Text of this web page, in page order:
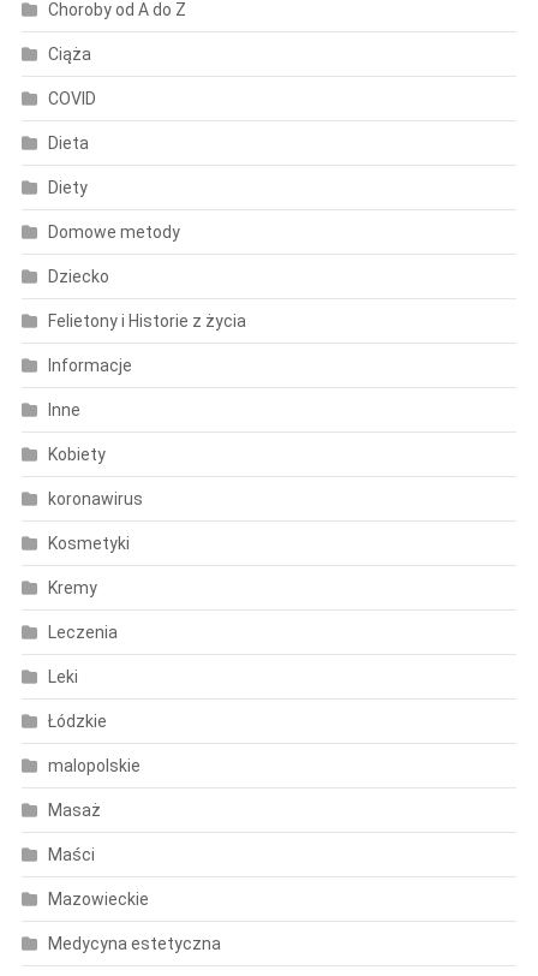
Choroby od A do Z
Ciąża
COVID
Dieta
Diety
Domowe metody
Dziecko
Felietony i Historie z życia
Informacje
Inne
Kobiety
koronawirus
Kosmetyki
Kremy
Leczenia
Leki
Łódzkie
malopolskie
Masaż
Maści
Mazowieckie
Medycyna estetyczna